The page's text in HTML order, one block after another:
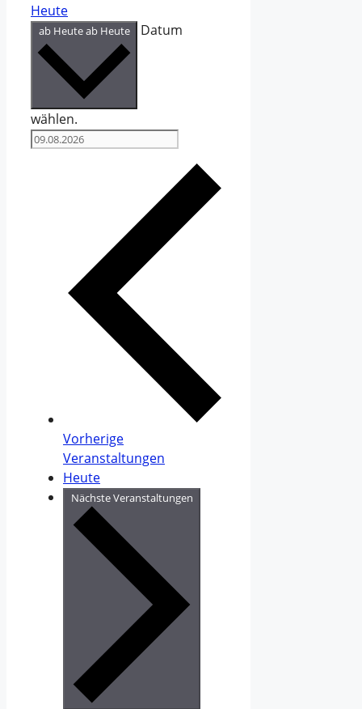
Heute
ab Heuteab Heute Datum
wählen.
Vorherige
Veranstaltungen
Heute
NächsteVeranstaltungen